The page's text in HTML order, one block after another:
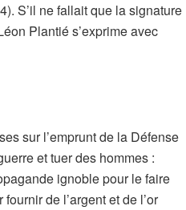
S’il ne fallait que la signature
Plantié s’exprime avec
sur l’emprunt de la Défense
et tuer des hommes :
ignoble pour le faire
de l’argent et de l’or